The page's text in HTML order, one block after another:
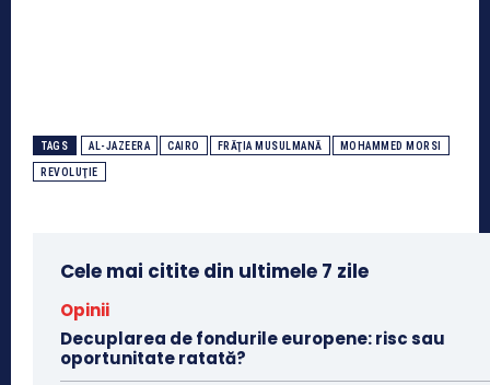
TAGS AL-JAZEERA CAIRO FRĂŢIA MUSULMANĂ MOHAMMED MORSI
REVOLUŢIE
Cele mai citite din ultimele 7 zile
Opinii
Decuplarea de fondurile europene: risc sau
oportunitate ratată?